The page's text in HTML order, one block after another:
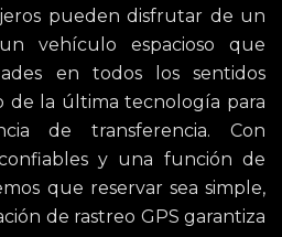
pueden disfrutar de un
vehículo espacioso que
en todos los sentidos
de la última tecnología para
de transferencia. Con
y una función de
que reservar sea simple,
de rastreo GPS garantiza